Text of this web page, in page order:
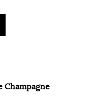
Champagne